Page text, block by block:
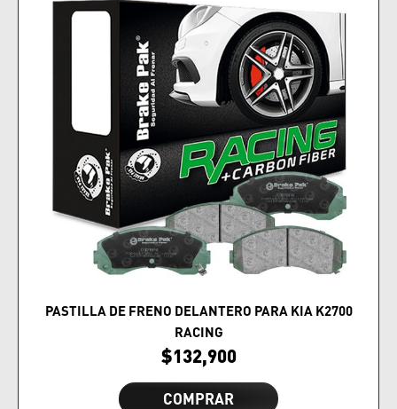
PASTILLA DE FRENO DELANTERO PARA KIA K2700
RACING
$132,900
COMPRAR